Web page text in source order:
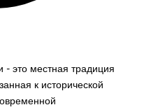
- это местная традиция
к исторической